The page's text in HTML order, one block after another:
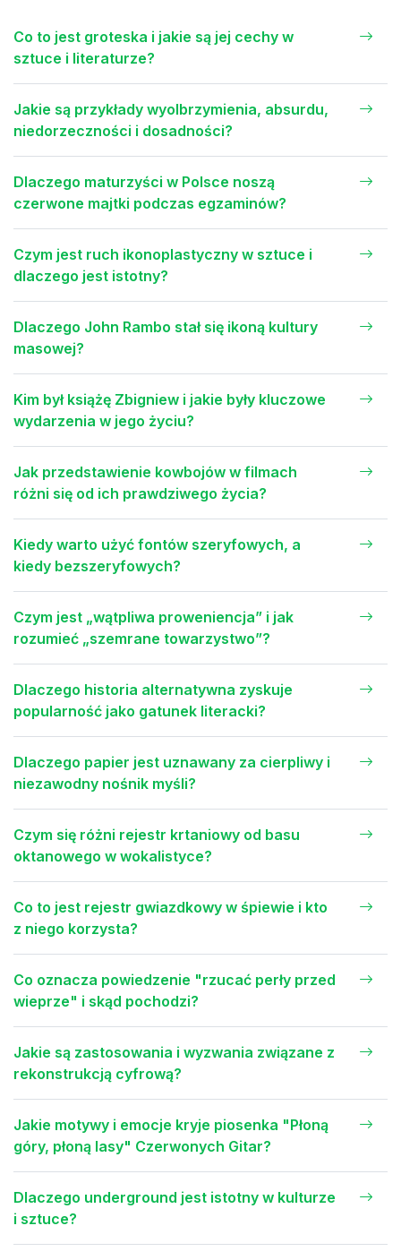
Co to jest groteska i jakie są jej cechy w
sztuce i literaturze?
Jakie są przykłady wyolbrzymienia, absurdu,
niedorzeczności i dosadności?
Dlaczego maturzyści w Polsce noszą
czerwone majtki podczas egzaminów?
Czym jest ruch ikonoplastyczny w sztuce i
dlaczego jest istotny?
Dlaczego John Rambo stał się ikoną kultury
masowej?
Kim był książę Zbigniew i jakie były kluczowe
wydarzenia w jego życiu?
Jak przedstawienie kowbojów w filmach
różni się od ich prawdziwego życia?
Kiedy warto użyć fontów szeryfowych, a
kiedy bezszeryfowych?
Czym jest „wątpliwa proweniencja” i jak
rozumieć „szemrane towarzystwo”?
Dlaczego historia alternatywna zyskuje
popularność jako gatunek literacki?
Dlaczego papier jest uznawany za cierpliwy i
niezawodny nośnik myśli?
Czym się różni rejestr krtaniowy od basu
oktanowego w wokalistyce?
Co to jest rejestr gwiazdkowy w śpiewie i kto
z niego korzysta?
Co oznacza powiedzenie "rzucać perły przed
wieprze" i skąd pochodzi?
Jakie są zastosowania i wyzwania związane z
rekonstrukcją cyfrową?
Jakie motywy i emocje kryje piosenka "Płoną
góry, płoną lasy" Czerwonych Gitar?
Dlaczego underground jest istotny w kulturze
i sztuce?